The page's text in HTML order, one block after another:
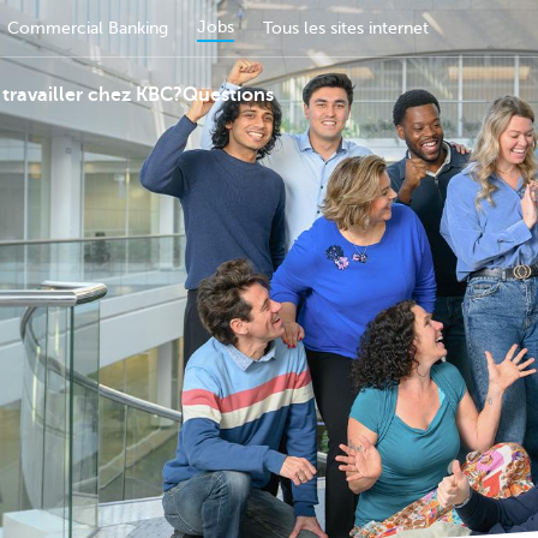
Commercial Banking Jobs Tous les sites internet
chez KBC?Questions